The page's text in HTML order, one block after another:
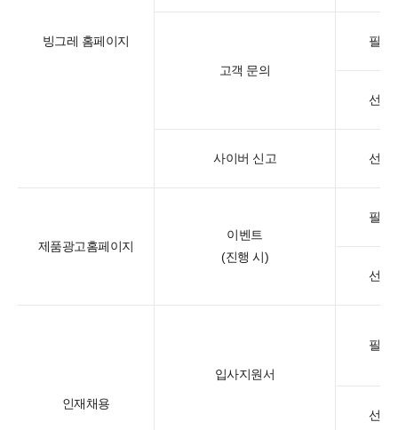
빙그레 홈페이지
고객 문의
필수
선택
사이버 신고 선택
제품광고홈페이지
이벤트
(진행 시)
필수
선택
인재채용
입사지원서
필수
선택